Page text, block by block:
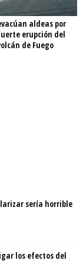
aldeas por
erupción del
de Fuego
sería horrible
los efectos del